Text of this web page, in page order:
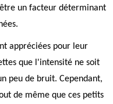
un facteur déterminant
appréciées pour leur
que l'intensité ne soit
peu de bruit. Cependant,
de même que ces petits